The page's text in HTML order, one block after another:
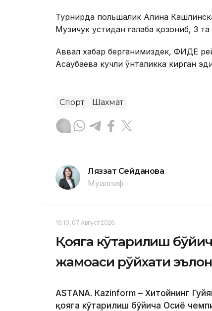
Турнирда польшалик Алина
Музичук устидан ғалаба қозониб, 3
Аввал хабар берганимиздек, ФИДЕ
Асаубаева кучли ўнталикка кирган
Спорт Шахмат
Ляззат Сейданова
Муаллиф
19:10, 07 Август 2026
Қояга кўтарилиш
жамоаси рўйхати
ASTANА. Кazinform – Хитойнинг
қояга кўтарилиш бўйича Осиё